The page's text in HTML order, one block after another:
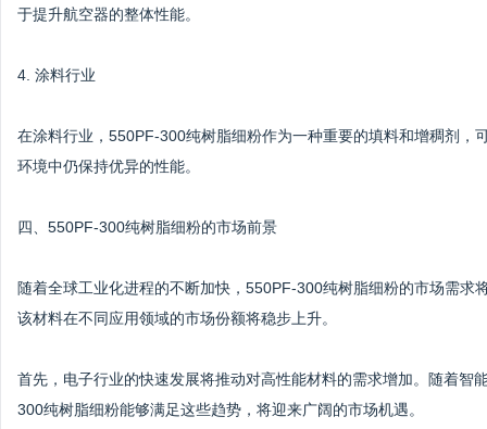
于提升航空器的整体性能。
4. 涂料行业
在涂料行业，550PF-300纯树脂细粉作为一种重要的填料和增稠剂
环境中仍保持优异的性能。
四、550PF-300纯树脂细粉的市场前景
随着全球工业化进程的不断加快，550PF-300纯树脂细粉的市场需
该材料在不同应用领域的市场份额将稳步上升。
首先，电子行业的快速发展将推动对高性能材料的需求增加。随着
300纯树脂细粉能够满足这些趋势，将迎来广阔的市场机遇。